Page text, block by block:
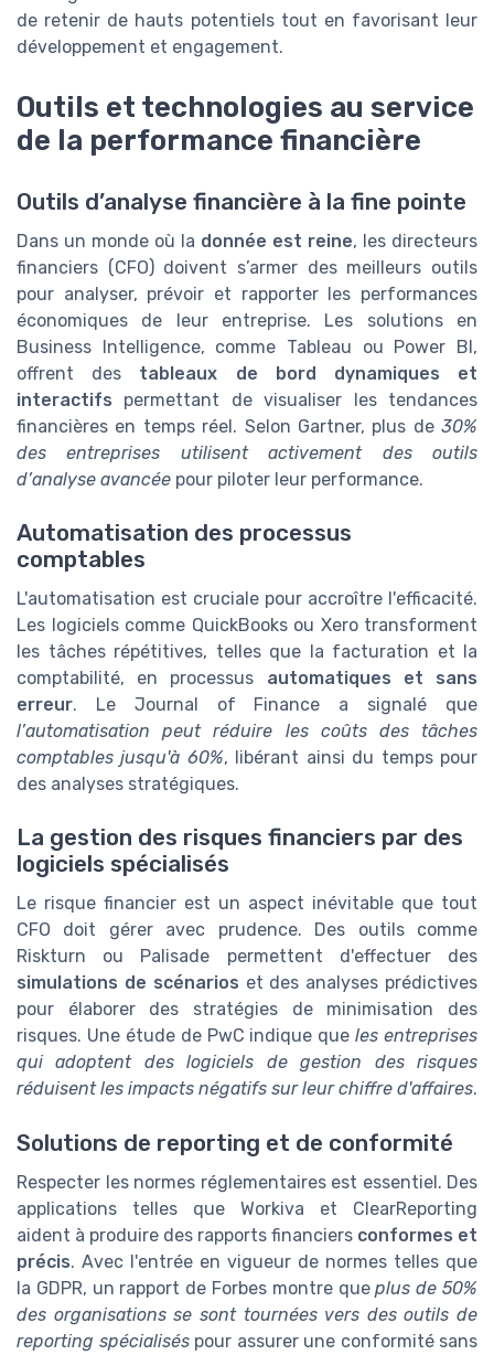
de retenir de hauts potentiels tout en favorisant leur
développement et engagement.
Outils et technologies au service
de la performance financière
Outils d’analyse financière à la fine pointe
Dans un monde où la donnée est reine, les directeurs
financiers (CFO) doivent s’armer des meilleurs outils
pour analyser, prévoir et rapporter les performances
économiques de leur entreprise. Les solutions en
Business Intelligence, comme Tableau ou Power BI,
offrent des tableaux de bord dynamiques et
interactifs permettant de visualiser les tendances
financières en temps réel. Selon Gartner, plus de 30%
des entreprises utilisent activement des outils
d’analyse avancée pour piloter leur performance.
Automatisation des processus
comptables
L'automatisation est cruciale pour accroître l'efficacité.
Les logiciels comme QuickBooks ou Xero transforment
les tâches répétitives, telles que la facturation et la
comptabilité, en processus automatiques et sans
erreur. Le Journal of Finance a signalé que
l’automatisation peut réduire les coûts des tâches
comptables jusqu'à 60%, libérant ainsi du temps pour
des analyses stratégiques.
La gestion des risques financiers par des
logiciels spécialisés
Le risque financier est un aspect inévitable que tout
CFO doit gérer avec prudence. Des outils comme
Riskturn ou Palisade permettent d'effectuer des
simulations de scénarios et des analyses prédictives
pour élaborer des stratégies de minimisation des
risques. Une étude de PwC indique queles entreprises
qui adoptent des logiciels de gestion des risques
réduisent les impacts négatifs sur leur chiffre d'affaires.
Solutions de reporting et de conformité
Respecter les normes réglementaires est essentiel. Des
applications telles que Workiva et ClearReporting
aident à produire des rapports financiers conformes et
précis. Avec l'entrée en vigueur de normes telles que
la GDPR, un rapport de Forbes montre queplus de 50%
des organisations se sont tournées vers des outils de
reporting spécialiséspour assurer une conformité sans